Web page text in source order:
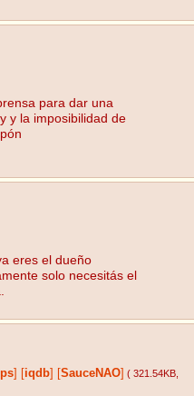
para dar una
y la imposibilidad de
eres el dueño
solo necesitás el
iqdb SauceNAO ( 321.54KB